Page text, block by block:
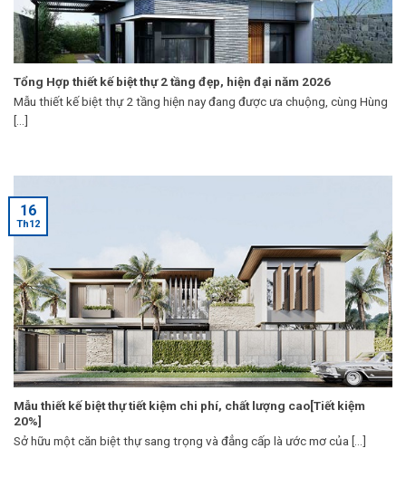
Tổng Hợp thiết kế biệt thự 2 tầng đẹp, hiện đại năm 2026
Mẫu thiết kế biệt thự 2 tầng hiện nay đang được ưa chuộng, cùng Hùng
[...]
Mẫu thiết kế biệt thự tiết kiệm chi phí, chất lượng cao[Tiết kiệm
20%]
Sở hữu một căn biệt thự sang trọng và đẳng cấp là ước mơ của [...]
16
Th12